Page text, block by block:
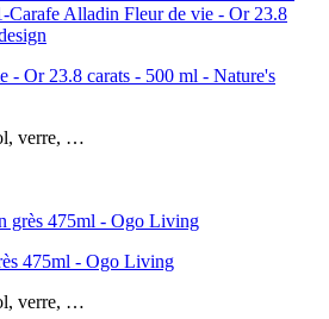
- Or 23.8 carats - 500 ml - Nature's
verre, …
475ml - Ogo Living
verre, …